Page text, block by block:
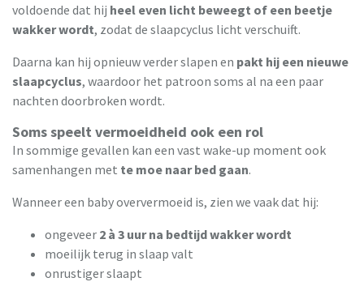
voldoende dat hij heel even licht beweegt of een beetje
wakker wordt, zodat de slaapcyclus licht verschuift.
Daarna kan hij opnieuw verder slapen en pakt hij een nieuwe
slaapcyclus, waardoor het patroon soms al na een paar
nachten doorbroken wordt.
Soms speelt vermoeidheid ook een rol
In sommige gevallen kan een vast wake-up moment ook
samenhangen met te moe naar bed gaan.
Wanneer een baby oververmoeid is, zien we vaak dat hij:
ongeveer 2 à 3 uur na bedtijd wakker wordt
moeilijk terug in slaap valt
onrustiger slaapt